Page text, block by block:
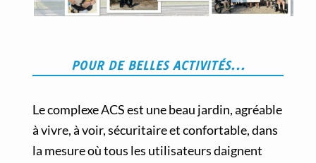
POUR DE BELLES ACTIVITÉS...
Le complexe ACS est une beau jardin, agréable
à vivre, à voir, sécuritaire et confortable, dans
la mesure où tous les utilisateurs daignent